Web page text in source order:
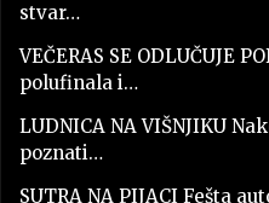
stvar…
VEČERAS SE ODLUČUJE
polufinala i…
LUDNICA NA VIŠNJIKU
poznati…
SUTRA NA PIJACI Fešta